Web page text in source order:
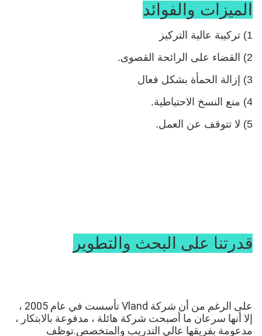
الميزات والفوائد
1) تركيبة عالية التركيز
2) القضاء على الرائحة القصوى.
3) إزالة الحمأة بشكل فعال
4) منع النسخ الاحتياطية.
5) لا تتوقف عن العمل.
قدرتنا على البحث والتطوير